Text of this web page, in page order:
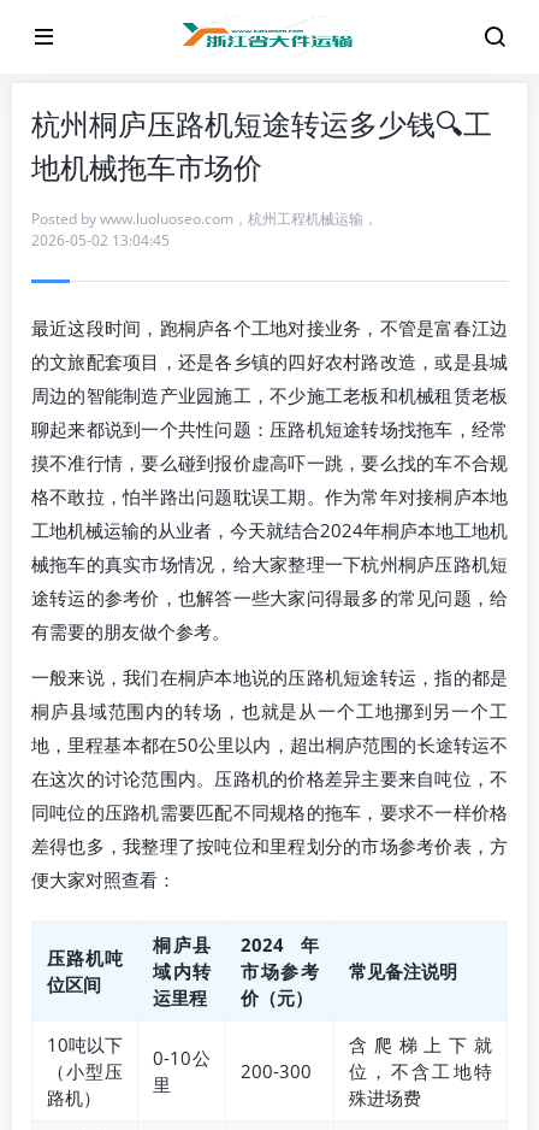
杭州桐庐压路机短途转运多少钱🔍工
地机械拖车市场价
Posted bywww.luoluoseo.com ， 杭州工程机械运输 ，
2026-05-02 13:04:45
最近这段时间，跑桐庐各个工地对接业务，不管是富春江边
的文旅配套项目，还是各乡镇的四好农村路改造，或是县城
周边的智能制造产业园施工，不少施工老板和机械租赁老板
聊起来都说到一个共性问题：压路机短途转场找拖车，经常
摸不准行情，要么碰到报价虚高吓一跳，要么找的车不合规
格不敢拉，怕半路出问题耽误工期。作为常年对接桐庐本地
工地机械运输的从业者，今天就结合2024年桐庐本地工地机
械拖车的真实市场情况，给大家整理一下杭州桐庐压路机短
途转运的参考价，也解答一些大家问得最多的常见问题，给
有需要的朋友做个参考。
一般来说，我们在桐庐本地说的压路机短途转运，指的都是
桐庐县域范围内的转场，也就是从一个工地挪到另一个工
地，里程基本都在50公里以内，超出桐庐范围的长途转运不
在这次的讨论范围内。压路机的价格差异主要来自吨位，不
同吨位的压路机需要匹配不同规格的拖车，要求不一样价格
差得也多，我整理了按吨位和里程划分的市场参考价表，方
便大家对照查看：
压路机吨
位区间
桐庐县
域内转
运里程
2024年
市场参考
价（元）
常见备注说明
10吨以下
（小型压
路机）
0-10公
里
200-300
含爬梯上下就
位，不含工地特
殊进场费